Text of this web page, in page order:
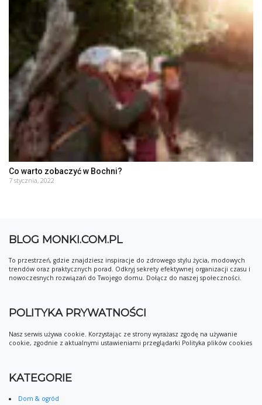
Co warto zobaczyć w Bochni?
7 stycznia, 2022
BLOG MONKI.COM.PL
To przestrzeń, gdzie znajdziesz inspiracje do zdrowego stylu życia, modowych
trendów oraz praktycznych porad. Odkryj sekrety efektywnej organizacji czasu i
nowoczesnych rozwiązań do Twojego domu. Dołącz do naszej społeczności.
POLITYKA PRYWATNOŚCI
Nasz serwis używa cookie. Korzystając ze strony wyrażasz zgodę na używanie
cookie, zgodnie z aktualnymi ustawieniami przeglądarki Polityka plików cookies
KATEGORIE
Dom & ogród